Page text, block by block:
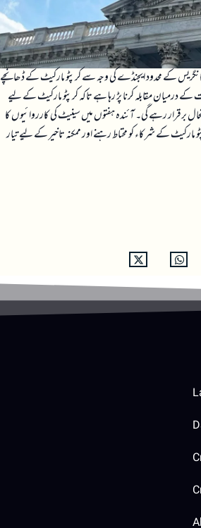
کے محدود ایجنڈے کی وجہ سے کرپٹو مارکیٹ کے ڈھانچے
مقابلہ کرنا پڑ رہا ہے تاکہ کرپٹو مارکیٹ کے لیے
برقرار رہے گی۔ آئندہ ہفتوں میں سینیٹ کی کارروائیوں کا
مارکیٹ کے شرکاء کو محتاط رہنے اور ممکنہ تاخیر کے لیے تیار